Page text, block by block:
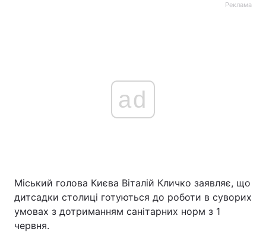
Реклама
ad
Міський голова Києва Віталій Кличко заявляє, що
дитсадки столиці готуються до роботи в суворих
умовах з дотриманням санітарних норм з 1
червня.